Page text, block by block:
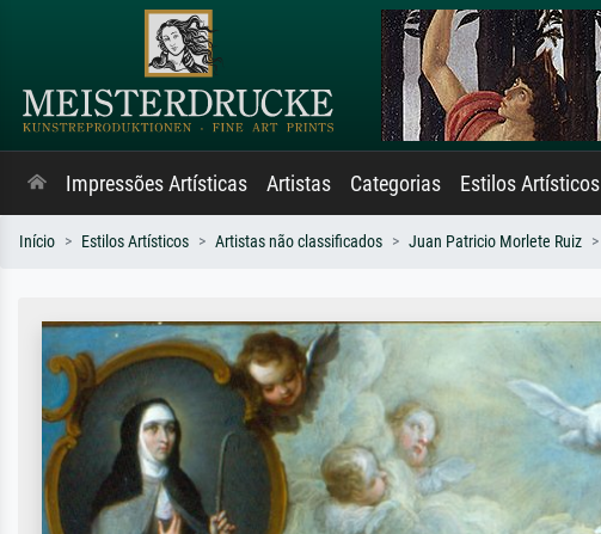
Impressões Artísticas Artistas Categorias Estilos Artísticos
Início Estilos Artísticos Artistas não classificados Juan Patricio Morlete Ruiz